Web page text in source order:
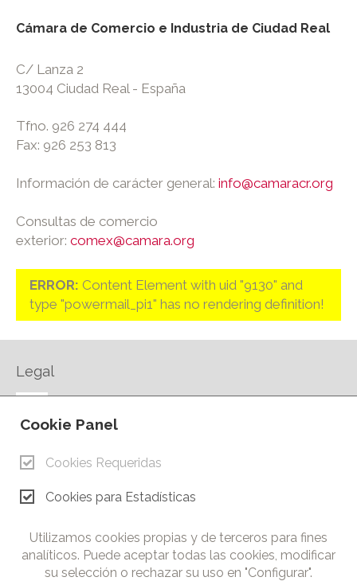
Cámara de Comercio e Industria de Ciudad Real
C/ Lanza 2
13004 Ciudad Real - España
Tfno. 926 274 444
Fax: 926 253 813
Información de carácter general: info@camaracr.org
Consultas de comercio
exterior: comex@camara.org
ERROR: Content Element with uid "9130" and
type "powermail_pi1" has no rendering definition!
Legal
AVISO LEGAL
CONTACTO
Cámara de Comercio e Industria de Ciudad Real. Todos los
derechos reservados. Prohibida la reproducción total o parcial
de los contenidos de esta web.
Cookie Panel
Cookies Requeridas
Cookies para Estadísticas
Utilizamos cookies propias y de terceros para fines
analíticos. Puede aceptar todas las cookies, modificar
su selección o rechazar su uso en "Configurar".